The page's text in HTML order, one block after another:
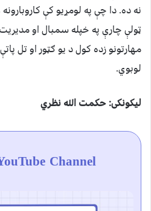
نه ده. دا چې په لومړیو کې
ټولې چارې په خپله سمبال او مدیریت
مهارتونو زده کول د یو ګټور او تل
لوبوي.
لیکونکی: حکمت الله نظري
Channel